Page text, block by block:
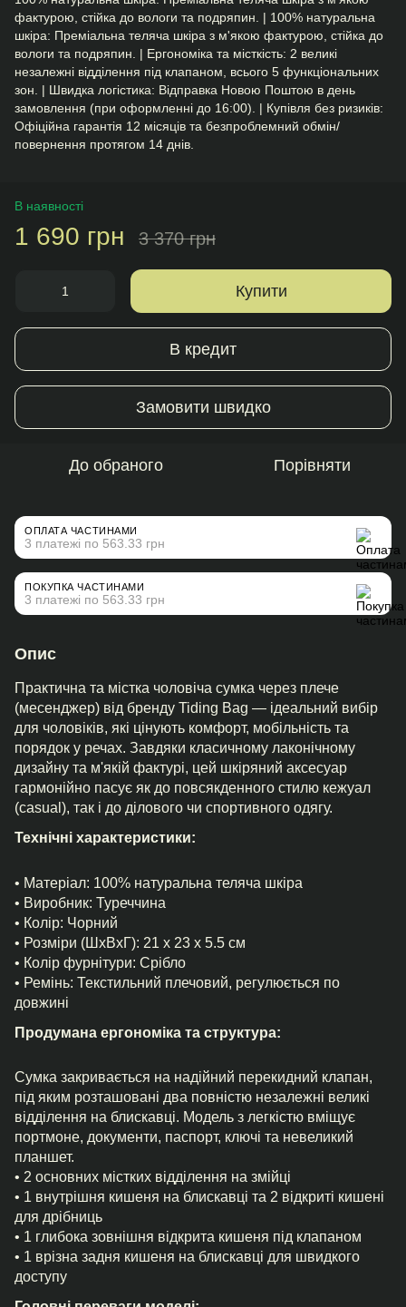
фактурою, стійка до вологи та подряпин. | 100% натуральна
шкіра: Преміальна теляча шкіра з м'якою фактурою, стійка до
вологи та подряпин. | Ергономіка та місткість: 2 великі
незалежні відділення під клапаном, всього 5 функціональних
зон. | Швидка логістика: Відправка Новою Поштою в день
замовлення (при оформленні до 16:00). | Купівля без ризиків:
Офіційна гарантія 12 місяців та безпроблемний обмін/
повернення протягом 14 днів.
В наявності
1 690 грн 3 370 грн
Купити
В кредит
Замовити швидко
До обраного Порівняти
ОПЛАТА ЧАСТИНАМИ
3 платежі по 563.33 грн
ПОКУПКА ЧАСТИНАМИ
3 платежі по 563.33 грн
Опис
Практична та містка чоловіча сумка через плече
(месенджер) від бренду Tiding Bag — ідеальний вибір
для чоловіків, які цінують комфорт, мобільність та
порядок у речах. Завдяки класичному лаконічному
дизайну та м'якій фактурі, цей шкіряний аксесуар
гармонійно пасує як до повсякденного стилю кежуал
(casual), так і до ділового чи спортивного одягу.
Технічні характеристики:
• Матеріал: 100% натуральна теляча шкіра
• Виробник: Туреччина
• Колір: Чорний
• Розміри (ШхВхГ): 21 х 23 х 5.5 см
• Колір фурнітури: Срібло
• Ремінь: Текстильний плечовий, регулюється по
довжині
Продумана ергономіка та структура:
Сумка закривається на надійний перекидний клапан,
під яким розташовані два повністю незалежні великі
відділення на блискавці. Модель з легкістю вміщує
портмоне, документи, паспорт, ключі та невеликий
планшет.
• 2 основних містких відділення на змійці
• 1 внутрішня кишеня на блискавці та 2 відкриті кишені
для дрібниць
• 1 глибока зовнішня відкрита кишеня під клапаном
• 1 врізна задня кишеня на блискавці для швидкого
доступу